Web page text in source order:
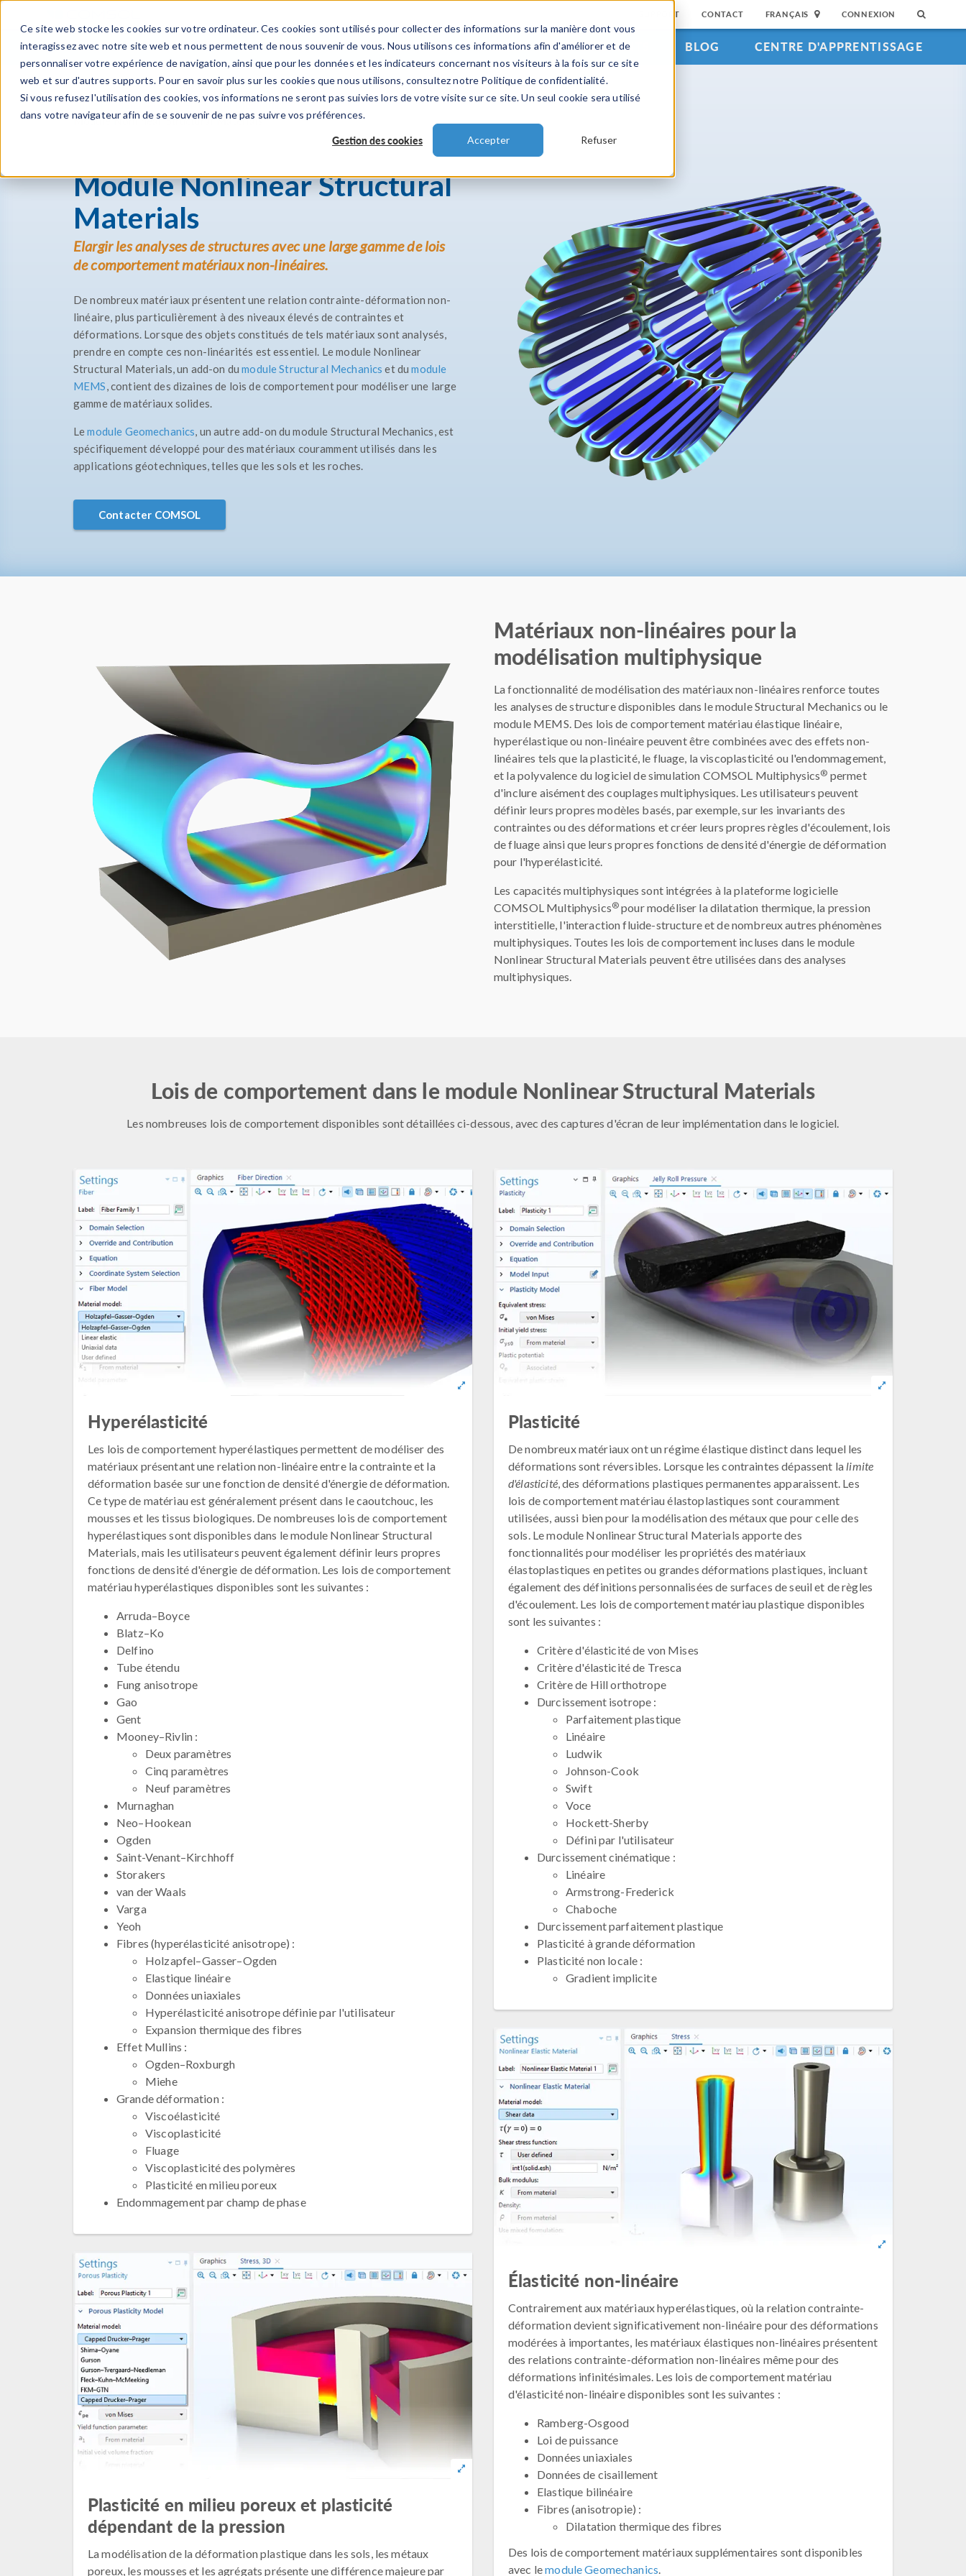
Ce site web stocke les cookies sur votre ordinateur. Ces cookies sont utilisés pour collecter des informations sur la manière dont vous
interagissez avec notre site web et nous permettent de nous souvenir de vous. Nous utilisons ces informations afin d'améliorer et de
personnaliser votre expérience de navigation, ainsi que pour les données et les indicateurs concernant nos visiteurs à la fois sur ce site
web et sur d'autres supports. Pour en savoir plus sur les cookies que nous utilisons, consultez notre Politique de confidentialité.
Si vous refusez l'utilisation des cookies, vos informations ne seront pas suivies lors de votre visite sur ce site. Un seul cookie sera utilisé
dans votre navigateur afin de se souvenir de ne pas suivre vos préférences.
Gestion des cookies Accepter Refuser
SUPPORT CONTACT FRANÇAIS CONNEXION
PRODUITS INDUSTRIES VIDEOS EVENEMENTS BLOG CENTRE D'APPRENTISSAGE
Suite Produits Module Structural Mechanics
Module Nonlinear Structural Materials
Module Nonlinear Structural
Materials
Elargir les analyses de structures avec une large gamme de lois
de comportement matériaux non-linéaires.
De nombreux matériaux présentent une relation contrainte-déformation non-
linéaire, plus particulièrement à des niveaux élevés de contraintes et
déformations. Lorsque des objets constitués de tels matériaux sont analysés,
prendre en compte ces non-linéarités est essentiel. Le module Nonlinear
Structural Materials, un add-on dumodule Structural Mechanics et dumodule
MEMS, contient des dizaines de lois de comportement pour modéliser une large
gamme de matériaux solides.
Lemodule Geomechanics, un autre add-on du module Structural Mechanics, est
spécifiquement développé pour des matériaux couramment utilisés dans les
applications géotechniques, telles que les sols et les roches.
Contacter COMSOL
Matériaux non-linéaires pour la
modélisation multiphysique
La fonctionnalité de modélisation des matériaux non-linéaires renforce toutes
les analyses de structure disponibles dans le module Structural Mechanics ou le
module MEMS. Des lois de comportement matériau élastique linéaire,
hyperélastique ou non-linéaire peuvent être combinées avec des effets non-
linéaires tels que la plasticité, le fluage, la viscoplasticité ou l'endommagement,
et la polyvalence du logiciel de simulation COMSOL Multiphysics® permet
d'inclure aisément des couplages multiphysiques. Les utilisateurs peuvent
définir leurs propres modèles basés, par exemple, sur les invariants des
contraintes ou des déformations et créer leurs propres règles d'écoulement, lois
de fluage ainsi que leurs propres fonctions de densité d'énergie de déformation
pour l'hyperélasticité.
Les capacités multiphysiques sont intégrées à la plateforme logicielle
COMSOL Multiphysics® pour modéliser la dilatation thermique, la pression
interstitielle, l'interaction fluide-structure et de nombreux autres phénomènes
multiphysiques. Toutes les lois de comportement incluses dans le module
Nonlinear Structural Materials peuvent être utilisées dans des analyses
multiphysiques.
Lois de comportement dans le module Nonlinear Structural Materials
Les nombreuses lois de comportement disponibles sont détaillées ci-dessous, avec des captures d'écran de leur implémentation dans le logiciel.
Hyperélasticité
Les lois de comportement hyperélastiques permettent de modéliser des
matériaux présentant une relation non-linéaire entre la contrainte et la
déformation basée sur une fonction de densité d'énergie de déformation.
Ce type de matériau est généralement présent dans le caoutchouc, les
mousses et les tissus biologiques. De nombreuses lois de comportement
hyperélastiques sont disponibles dans le module Nonlinear Structural
Materials, mais les utilisateurs peuvent également définir leurs propres
fonctions de densité d'énergie de déformation. Les lois de comportement
matériau hyperélastiques disponibles sont les suivantes :
Arruda–Boyce
Blatz–Ko
Delfino
Tube étendu
Fung anisotrope
Gao
Gent
Mooney–Rivlin :
Deux paramètres
Cinq paramètres
Neuf paramètres
Murnaghan
Neo–Hookean
Ogden
Saint-Venant–Kirchhoff
Storakers
van der Waals
Varga
Yeoh
Fibres (hyperélasticité anisotrope) :
Holzapfel–Gasser–Ogden
Elastique linéaire
Données uniaxiales
Hyperélasticité anisotrope définie par l'utilisateur
Expansion thermique des fibres
Effet Mullins :
Ogden–Roxburgh
Miehe
Grande déformation :
Viscoélasticité
Viscoplasticité
Fluage
Viscoplasticité des polymères
Plasticité en milieu poreux
Endommagement par champ de phase
Plasticité en milieu poreux et plasticité
dépendant de la pression
La modélisation de la déformation plastique dans les sols, les métaux
poreux, les mousses et les agrégats présente une différence majeure par
Plasticité
De nombreux matériaux ont un régime élastique distinct dans lequel les
déformations sont réversibles. Lorsque les contraintes dépassent la limite
d'élasticité, des déformations plastiques permanentes apparaissent. Les
lois de comportement matériau élastoplastiques sont couramment
utilisées, aussi bien pour la modélisation des métaux que pour celle des
sols. Le module Nonlinear Structural Materials apporte des
fonctionnalités pour modéliser les propriétés des matériaux
élastoplastiques en petites ou grandes déformations plastiques, incluant
également des définitions personnalisées de surfaces de seuil et de règles
d'écoulement. Les lois de comportement matériau plastique disponibles
sont les suivantes :
Critère d'élasticité de von Mises
Critère d'élasticité de Tresca
Critère de Hill orthotrope
Durcissement isotrope :
Parfaitement plastique
Linéaire
Ludwik
Johnson-Cook
Swift
Voce
Hockett-Sherby
Défini par l'utilisateur
Durcissement cinématique :
Linéaire
Armstrong-Frederick
Chaboche
Durcissement parfaitement plastique
Plasticité à grande déformation
Plasticité non locale :
Gradient implicite
Élasticité non-linéaire
Contrairement aux matériaux hyperélastiques, où la relation contrainte-
déformation devient significativement non-linéaire pour des déformations
modérées à importantes, les matériaux élastiques non-linéaires présentent
des relations contrainte-déformation non-linéaires même pour des
déformations infinitésimales. Les lois de comportement matériau
d'élasticité non-linéaire disponibles sont les suivantes :
Ramberg-Osgood
Loi de puissance
Données uniaxiales
Données de cisaillement
Elastique bilinéaire
Fibres (anisotropie) :
Dilatation thermique des fibres
Des lois de comportement matériaux supplémentaires sont disponibles
avec lemodule Geomechanics.